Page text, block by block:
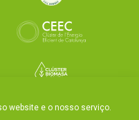
website e o nosso serviço.